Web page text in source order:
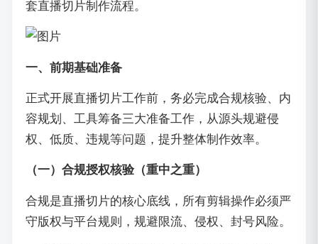
套直播切片制作流程。
一、前期基础准备
正式开展直播切片工作前，务必完成合规核验、内
容规划、工具筹备三大准备工作，从源头规避侵
权、低质、违规等问题，提升整体制作效率。
（一）合规授权核验（重中之重）
合规是直播切片的核心底线，所有剪辑操作必须严
守版权与平台规则，规避限流、侵权、封号风险。